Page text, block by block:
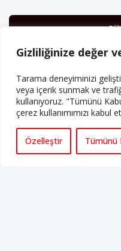
Gizliliğinize değer
Tarama deneyiminizi
veya içerik sunmak ve
kullanıyoruz. "Tümünü
çerez kullanımımızı kabul
Özelleştir Tümünü
ABONE OLUN
Her ay Perspektif
abone olabilirsiniz!